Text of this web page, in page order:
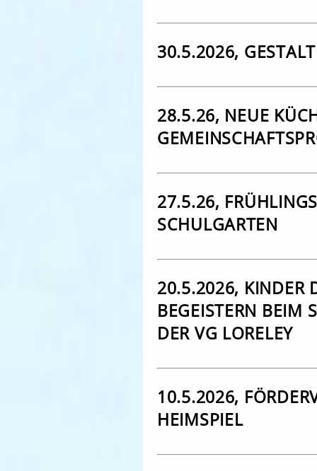
30.5.2026,
28.5.26, NEUE
27.5.26,
SCHULGARTEN
20.5.2026, KINDER
BEGEISTERN BEIM
DER VG LORELEY
10.5.2026,
HEIMSPIEL